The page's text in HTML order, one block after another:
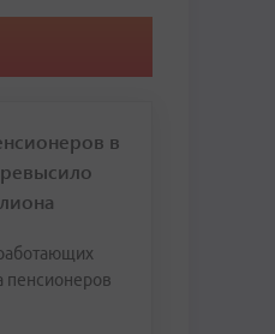
в
пенсионеров